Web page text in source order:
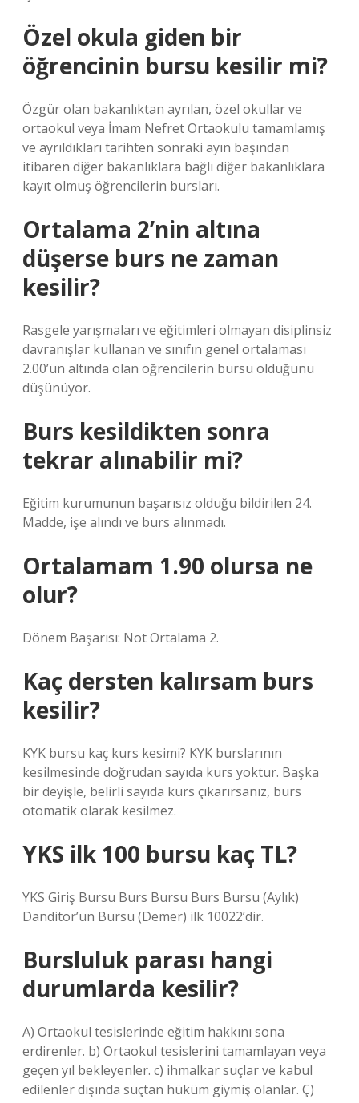
Özel okula giden bir
öğrencinin bursu kesilir mi?
Özgür olan bakanlıktan ayrılan, özel okullar ve
ortaokul veya İmam Nefret Ortaokulu tamamlamış
ve ayrıldıkları tarihten sonraki ayın başından
itibaren diğer bakanlıklara bağlı diğer bakanlıklara
kayıt olmuş öğrencilerin bursları.
Ortalama 2’nin altına
düşerse burs ne zaman
kesilir?
Rasgele yarışmaları ve eğitimleri olmayan disiplinsiz
davranışlar kullanan ve sınıfın genel ortalaması
2.00’ün altında olan öğrencilerin bursu olduğunu
düşünüyor.
Burs kesildikten sonra
tekrar alınabilir mi?
Eğitim kurumunun başarısız olduğu bildirilen 24.
Madde, işe alındı ​​ve burs alınmadı.
Ortalamam 1.90 olursa ne
olur?
Dönem Başarısı: Not Ortalama 2.
Kaç dersten kalırsam burs
kesilir?
KYK bursu kaç kurs kesimi? KYK burslarının
kesilmesinde doğrudan sayıda kurs yoktur. Başka
bir deyişle, belirli sayıda kurs çıkarırsanız, burs
otomatik olarak kesilmez.
YKS ilk 100 bursu kaç TL?
YKS Giriş Bursu Burs Bursu Burs Bursu (Aylık)
Danditor’un Bursu (Demer) ilk 10022’dir.
Bursluluk parası hangi
durumlarda kesilir?
A) Ortaokul tesislerinde eğitim hakkını sona
erdirenler. b) Ortaokul tesislerini tamamlayan veya
geçen yıl bekleyenler. c) ihmalkar suçlar ve kabul
edilenler dışında suçtan hüküm giymiş olanlar. Ç)